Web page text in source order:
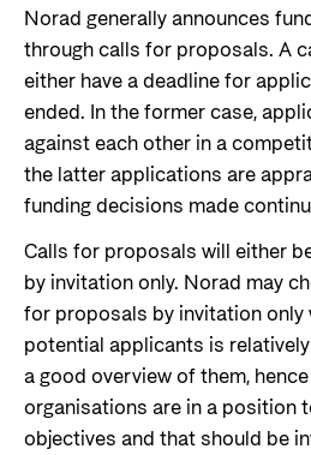
Kva er bistand?
Norsk bistand i tal
FNs bærekraftsmål
Evalueringer (Norec)
Kontroll og kvalitet i
Partner
Partner hovedside
Kunnskapsbanken
Norads plusspartnermodell
Norads temaporteføljer
Guider og regelverk
Utlysninger og tildelinger
Tilskuddsguiden
norsk bistand
Gå til temasiden
Temaområder i norsk
Helse
Likestilling
Menneskerettigheter og
Klima, mat, miljø og energi
Styresett og økonomisk
Aktuelt
Finn siste nytt, hendelser og
Gå til side
Nyheter
Arrangementskalender
Publikasjoner
Karriere
Ønsker du en meningsfylt,
med engasjerte fagpersoner
internasjonalt? Velkommen
Gå til side
Søke jobb i Norad
Om Norad
Her finer du informasjon om
organisasjon og våre
dokumenter og
Gå til side
Norad generally announces
through calls for proposals. A
either have a deadline for
ended. In the former case,
against each other in a
the latter applications are
funding decisions made
Calls for proposals will either
by invitation only. Norad may
for proposals by invitation only
potential applicants is
a good overview of them,
organisations are in a position
objectives and that should be